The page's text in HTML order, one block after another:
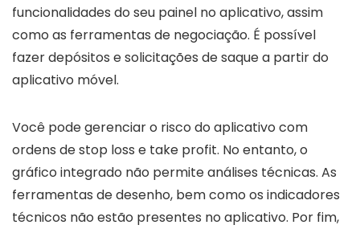
funcionalidades do seu painel no aplicativo, assim
como as ferramentas de negociação. É possível
fazer depósitos e solicitações de saque a partir do
aplicativo móvel.
Você pode gerenciar o risco do aplicativo com
ordens de stop loss e take profit. No entanto, o
gráfico integrado não permite análises técnicas. As
ferramentas de desenho, bem como os indicadores
técnicos não estão presentes no aplicativo. Por fim,